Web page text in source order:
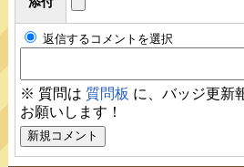
返信するコメントを選択
※ 質問は 質問板 に、バッジ更新
お願いします！